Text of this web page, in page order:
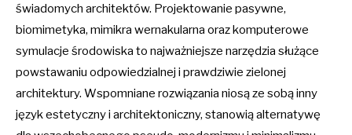
świadomych architektów. Projektowanie pasywne,
biomimetyka, mimikra wernakularna oraz komputerowe
symulacje środowiska to najważniejsze narzędzia służące
powstawaniu odpowiedzialnej i prawdziwie zielonej
architektury. Wspomniane rozwiązania niosą ze sobą inny
język estetyczny i architektoniczny, stanowią alternatywę